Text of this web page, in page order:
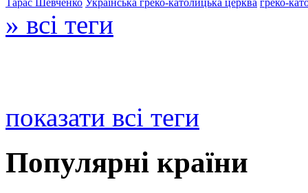
» всі теги
показати всі теги
Популярні країни